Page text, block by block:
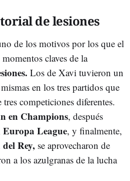
de lesiones
de los motivos por los que el
claves de la
Los de Xavi tuvieron un
en los tres partidos que
competiciones diferentes.
en Champions, después
Europa League, y finalmente,
Rey, se aprovecharon de
a los azulgranas de la lucha